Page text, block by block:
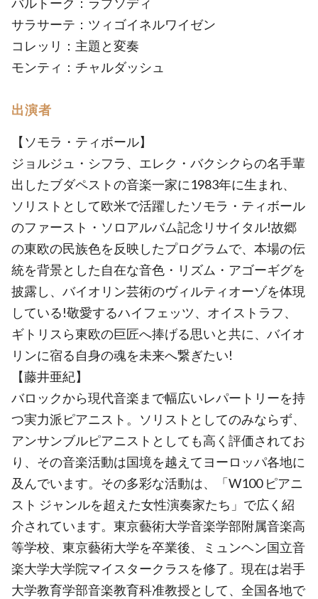
サラサーテ：ツィゴイネルワイゼン
コレッリ：主題と変奏
モンティ：チャルダッシュ
出演者
【ソモラ・ティボール】
ジョルジュ・シフラ、エレク・バクシクらの名手輩
出したブダペストの音楽一家に1983年に生まれ、
ソリストとして欧米で活躍したソモラ・ティボール
のファースト・ソロアルバム記念リサイタル!故郷
の東欧の民族色を反映したプログラムで、本場の伝
統を背景とした自在な音色・リズム・アゴーギグを
披露し、バイオリン芸術のヴィルティオーゾを体現
している!敬愛するハイフェッツ、オイストラフ、
ギトリスら東欧の巨匠へ捧げる思いと共に、バイオ
リンに宿る自身の魂を未来へ繋ぎたい!
【藤井亜紀】
バロックから現代音楽まで幅広いレパートリーを持
つ実力派ピアニスト。ソリストとしてのみならず、
アンサンブルピアニストとしても高く評価されてお
り、その音楽活動は国境を越えてヨーロッパ各地に
及んでいます。その多彩な活動は、「W100 ピアニ
スト ジャンルを超えた女性演奏家たち」で広く紹
介されています。東京藝術大学音楽学部附属音楽高
等学校、東京藝術大学を卒業後、ミュンヘン国立音
楽大学大学院マイスタークラスを修了。現在は岩手
大学教育学部音楽教育科准教授として、全国各地で